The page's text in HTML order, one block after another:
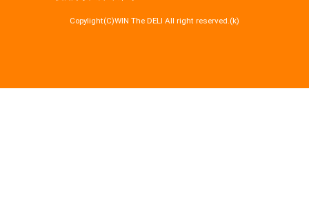
Copylight(C)WIN The DELI All right reserved.(k)